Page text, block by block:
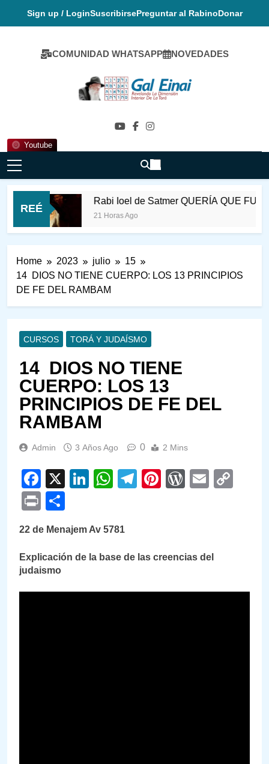
Sign up / LoginSuscribirsePreguntar al RabinoDonar
COMUNIDAD WHATSAPP NOVEDADES
Youtube
Gal Einai En
REÉ
Rabi Ioel de Satmer QUERÍA QUE FUESE
21 Horas Ago
Home 2023 julio
15
14 DIOS NO TIENE CUERPO: LOS 13 PRINCIPIOS
DE FE DEL RAMBAM
CURSOS TORÁ Y JUDAÍSMO
14 DIOS NO TIENE
CUERPO: LOS 13
PRINCIPIOS DE FE DEL
RAMBAM
Admin 3 Años Ago 0 2 Mins
Facebook
X LinkedIn
WhatsApp
Telegram
PinterestEmail
Print
22 de Menajem Av 5781
Explicación de la base de las creencias del
judaismo